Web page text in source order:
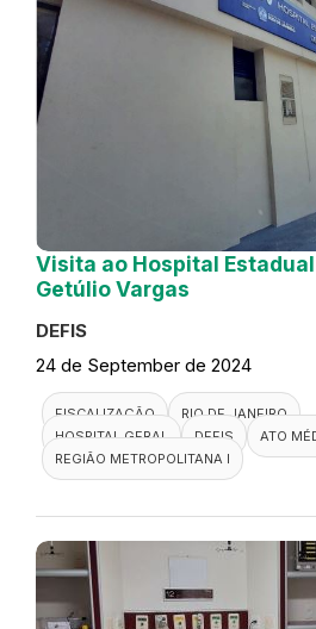
Visita ao Hospital Estadual
Getúlio Vargas
DEFIS
24 de September de 2024
FISCALIZAÇÃO
RIO DE JANEIRO
HOSPITAL GERAL
DEFIS
ATO
REGIÃO METROPOLITANA I